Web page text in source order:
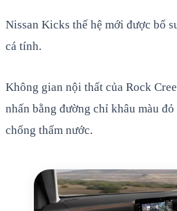
Nissan Kicks thế hệ mới được bổ
cá tính.
Không gian nội thất của Rock
nhấn bằng đường chỉ khâu màu
chống thấm nước.